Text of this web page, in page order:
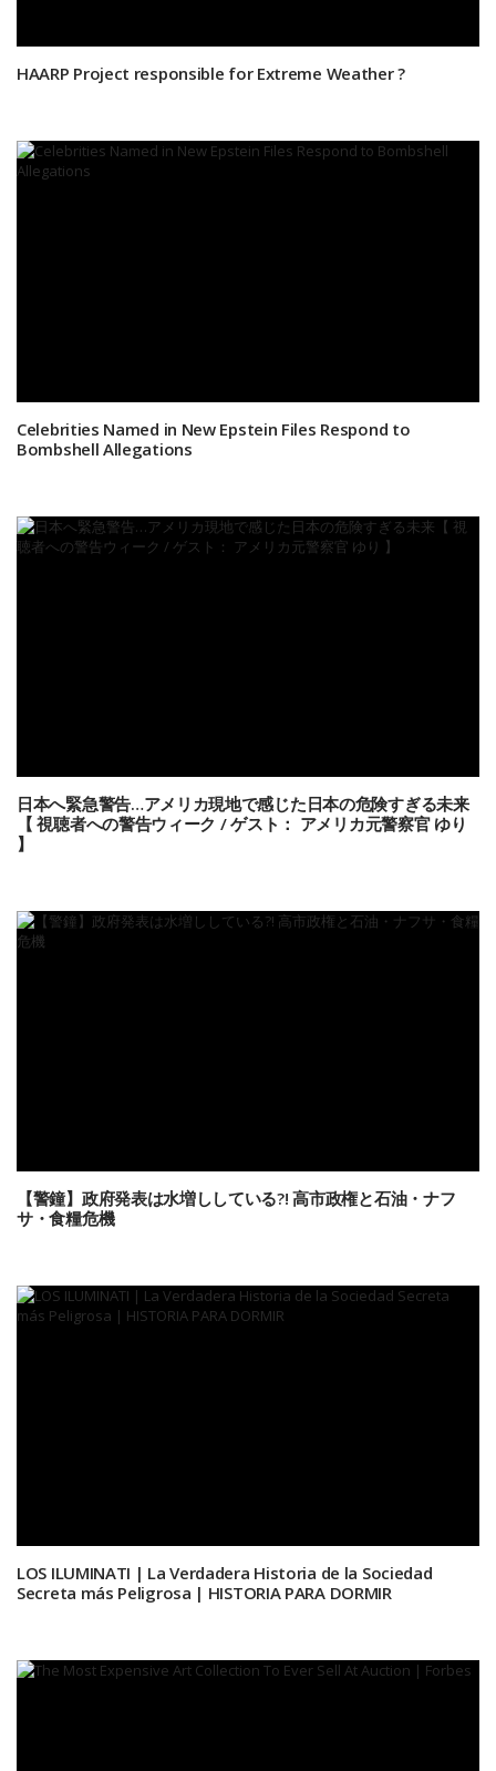
HAARP Project responsible for Extreme Weather ?
Celebrities Named in New Epstein Files Respond to
Bombshell Allegations
日本へ緊急警告…アメリカ現地で感じた日本の危険すぎる未来
【 視聴者への警告ウィーク / ゲスト： アメリカ元警察官 ゆり
】
【警鐘】政府発表は水増ししている?! 高市政権と石油・ナフ
サ・食糧危機
LOS ILUMINATI | La Verdadera Historia de la Sociedad
Secreta más Peligrosa | HISTORIA PARA DORMIR